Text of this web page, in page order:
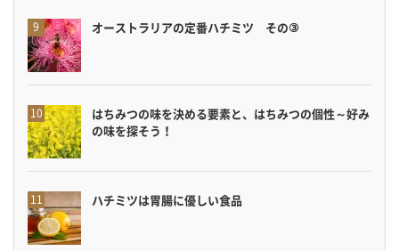
オーストラリアの定番ハチミツ その③
はちみつの味を決める要素と、はちみつの個性～好み
の味を探そう！
ハチミツは胃腸に優しい食品